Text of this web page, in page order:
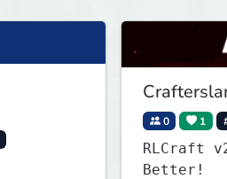
0 1
RLCraft
Better!